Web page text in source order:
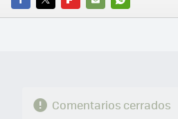
FACEBOOK
TWITTERFLIPBOARD
E-
WHATSAPP
Comentarios cerrados